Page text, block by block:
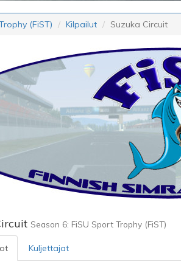
(FiST) Kilpailut Suzuka Circuit
Season 6: FiSU Sport Trophy (FiST)
Kuljettajat